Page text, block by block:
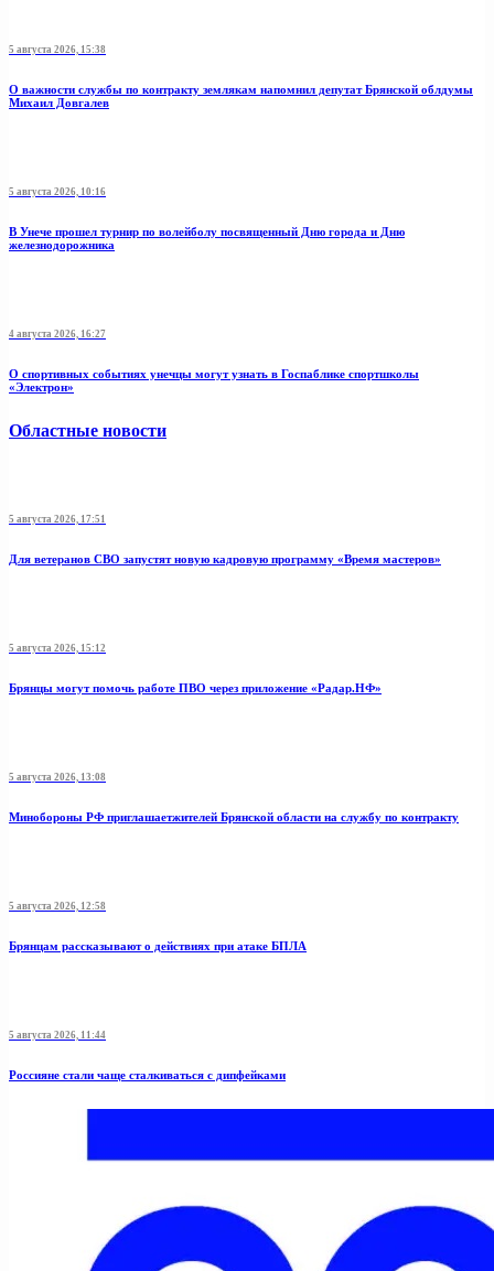
5 августа 2026, 15:38
О важности службы по контракту землякам напомнил депутат Брянской облдумы
Михаил Довгалев
5 августа 2026, 10:16
В Унече прошел турнир по волейболу посвященный Дню города и Дню
железнодорожника
4 августа 2026, 16:27
О спортивных событиях унечцы могут узнать в Госпаблике спортшколы
«Электрон»
Областные новости
5 августа 2026, 17:51
Для ветеранов СВО запустят новую кадровую программу «Время мастеров»
5 августа 2026, 15:12
Брянцы могут помочь работе ПВО через приложение «Радар.НФ»
5 августа 2026, 13:08
Минобoроны РФ приглaшaетжитeлeй Брянской области на службу по контракту
5 августа 2026, 12:58
Брянцам рассказывают о действиях при атаке БПЛА
5 августа 2026, 11:44
Россияне стали чаще сталкиваться с дипфейками